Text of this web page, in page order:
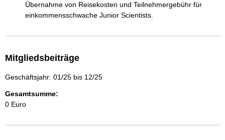
Übernahme von Reisekosten und Teilnehmergebühr für
einkommensschwache Junior Scientists.
Mitgliedsbeiträge
Geschäftsjahr: 01/25 bis 12/25
Gesamtsumme:
0 Euro